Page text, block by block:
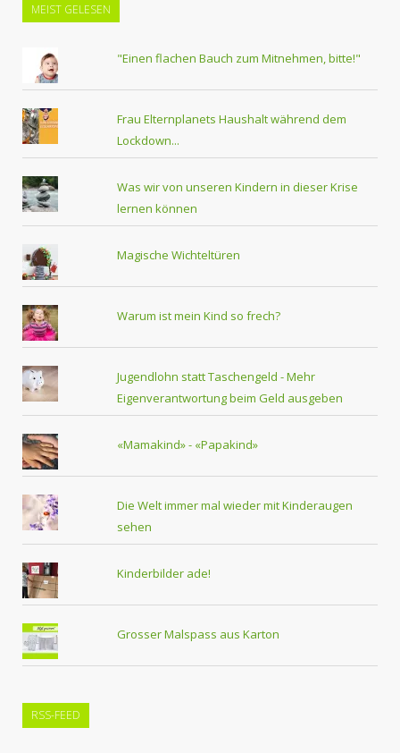
MEIST GELESEN
"Einen flachen Bauch zum Mitnehmen, bitte!"
Frau Elternplanets Haushalt während dem
Lockdown...
Was wir von unseren Kindern in dieser Krise
lernen können
Magische Wichteltüren
Warum ist mein Kind so frech?
Jugendlohn statt Taschengeld - Mehr
Eigenverantwortung beim Geld ausgeben
«Mamakind» - «Papakind»
Die Welt immer mal wieder mit Kinderaugen
sehen
Kinderbilder ade!
Grosser Malspass aus Karton
RSS-FEED